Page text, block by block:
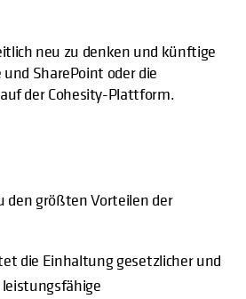
neu zu denken und künftige
SharePoint oder die
der Cohesity-Plattform.
den größten Vorteilen der
die Einhaltung gesetzlicher und